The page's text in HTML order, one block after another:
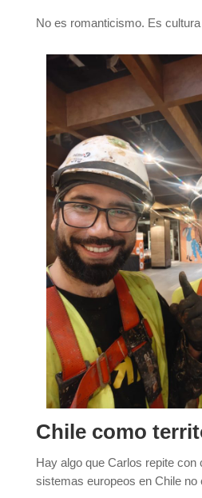
No es romanticismo. Es
Chile como
Hay algo que Carlos repite con
sistemas europeos en Chile no